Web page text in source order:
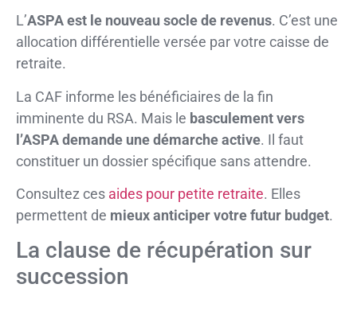
L’ASPA est le nouveau socle de revenus. C’est une
allocation différentielle versée par votre caisse de
retraite.
La CAF informe les bénéficiaires de la fin
imminente du RSA. Mais le basculement vers
l’ASPA demande une démarche active. Il faut
constituer un dossier spécifique sans attendre.
Consultez ces aides pour petite retraite. Elles
permettent de mieux anticiper votre futur budget.
La clause de récupération sur
succession